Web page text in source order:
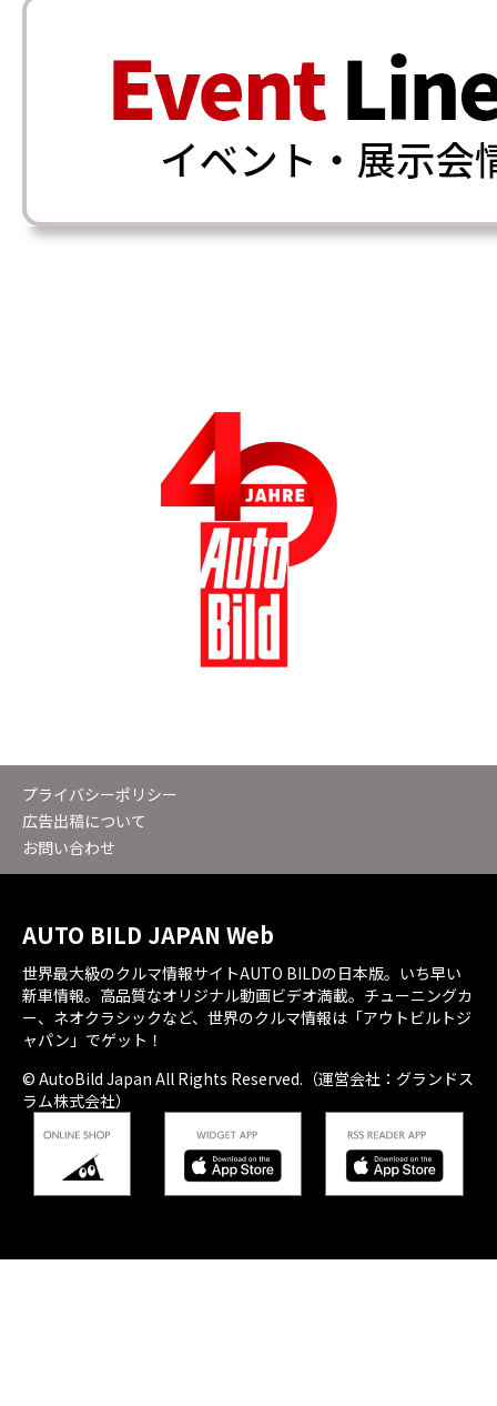
プライバシーポリシー
広告出稿について
お問い合わせ
AUTO BILD JAPAN Web
世界最大級のクルマ情報サイトAUTO BILDの日本版。いち早い
新車情報。高品質なオリジナル動画ビデオ満載。チューニングカ
ー、ネオクラシックなど、世界のクルマ情報は「アウトビルトジ
ャパン」でゲット！
© AutoBild Japan All Rights Reserved.（運営会社：グランドス
ラム株式会社）